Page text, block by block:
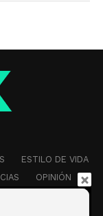
ESTILO DE VIDA
OPINIÓN